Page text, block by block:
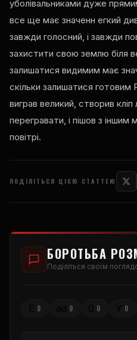
уболівальниками дуже
все ще має значенн егкий
завжди голосний, і завжди
захистити свою землю біля
залишатися видимим має
скільки залишатися готовим
виграв великий, створив
перегравати, і пішов з
повітрі.
ПОДІЛІТЬСЯ ЦІЄЮ СТАТТЕЮ
БОРОТЬБА
Поділіться своїм
0 0 0 0